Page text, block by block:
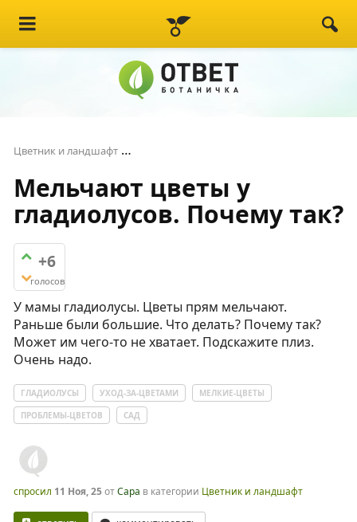
Цветник и ландшафт
Мельчают цветы у
гладиолусов. Почему так?
+6
голосов
У мамы гладиолусы. Цветы прям мельчают.
Раньше были большие. Что делать? Почему так?
Может им чего-то не хватает. Подскажите плиз.
Очень надо.
ГЛАДИОЛУСЫ УХОД-ЗА-ЦВЕТАМИ
МЕЛКИЕ-ЦВЕТЫ
ПРОБЛЕМЫ-ЦВЕТОВ
САД
спросил 11 Ноя, 25отСара в категории Цветник и ландшафт